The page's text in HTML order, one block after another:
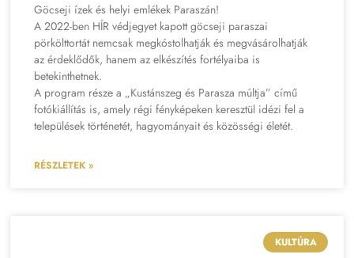
Göcseji ízek és helyi emlékek Paraszán!
A 2022-ben HÍR védjegyet kapott göcseji paraszai
pörkölttortát nemcsak megkóstolhatják és megvásárolhatják
az érdeklődők, hanem az elkészítés fortélyaiba is
betekinthetnek.
A program része a „Kustánszeg és Parasza múltja” című
fotókiállítás is, amely régi fényképeken keresztül idézi fel a
települések történetét, hagyományait és közösségi életét.
RÉSZLETEK »
KULTÚRA